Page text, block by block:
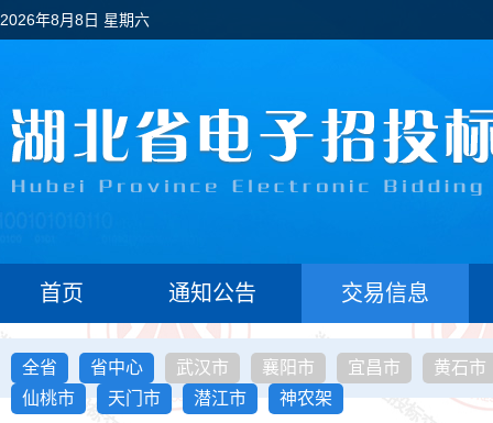
2026年8月8日 星期六
首页 通知公告 交易信息
全省 省中心 武汉市 襄阳市 宜昌市
黄石市
仙桃市
天门市 潜江市 神农架